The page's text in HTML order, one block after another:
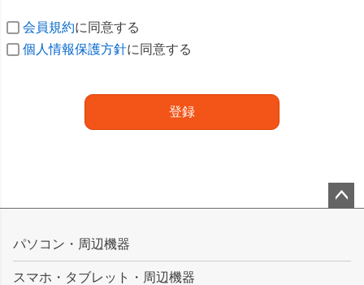
会員規約に同意する
個人情報保護方針に同意する
登録
ップ
パソコン・周辺機器
スマホ・タブレット・周辺機器